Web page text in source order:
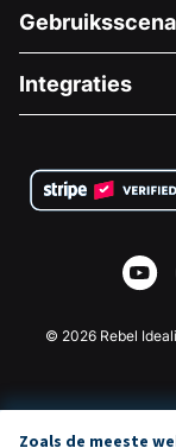
Over Ons
Vacatures
Privacy
Affiliate
Medische
Goede Doelen
Integraties
Wix Donatie
Webflow Donatie
Joomla Donatie
© 2026 Rebel
Zoals de meeste